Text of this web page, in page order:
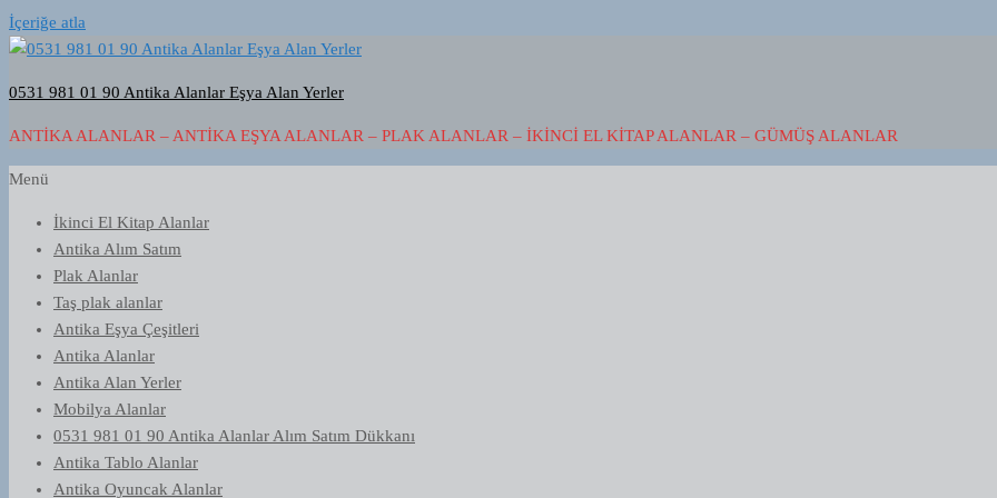
İçeriğe atla
0531 981 01 90 Antika Alanlar Eşya Alan Yerler
ANTIKA ALANLAR – ANTIKA EŞYA ALANLAR – PLAK ALANLAR – İKINCI EL KITAP ALANLAR – GÜMÜŞ ALANLAR
Menü
İkinci El Kitap Alanlar
Antika Alım Satım
Plak Alanlar
Taş plak alanlar
Antika Eşya Çeşitleri
Antika Alanlar
Antika Alan Yerler
Mobilya Alanlar
0531 981 01 90 Antika Alanlar Alım Satım Dükkanı
Antika Tablo Alanlar
Antika Oyuncak Alanlar